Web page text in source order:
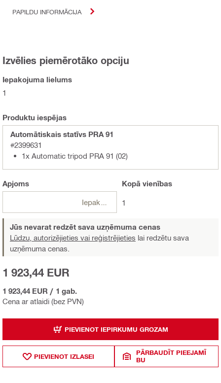
PAPILDU INFORMĀCIJA
Izvēlies piemērotāko opciju
Iepakojuma lielums
1
Produktu iespējas
Automātiskais statīvs PRA 91
#2399631
1x Automatic tripod PRA 91 (02)
Apjoms Kopā vienības
1
Jūs nevarat redzēt sava uzņēmuma cenas
Lūdzu, autorizējieties vai reģistrējieties lai redzētu sava
uzņēmuma cenas.
Cena ar atlaidi (bez PVN)
1 923,44 EUR
1 923,44 EUR / 1 gab.
PIEVIENOT IEPIRKUMU GROZAM
PIEVIENOT IZLASEI
PĀRBAUDĪT PIEEJAMĪ
BU